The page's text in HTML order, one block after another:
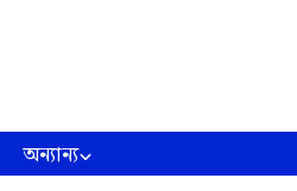
অন্যান্য